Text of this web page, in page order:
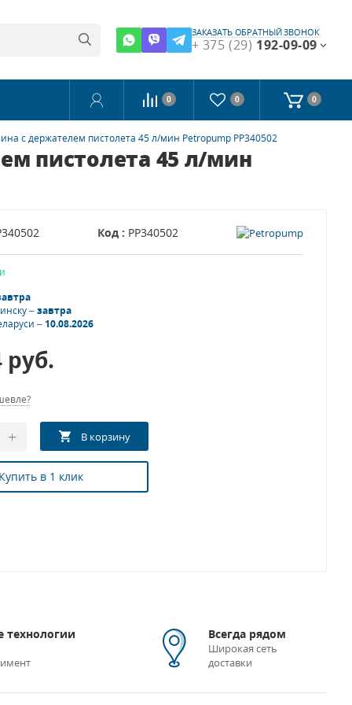
ЗАКАЗАТЬ ОБРАТНЫЙ ЗВОНОК
+ 375 (29) 192-09-09
0 0 0
с держателем пистолета 45 л/мин Petropump PP340502
пистолета 45 л/мин
Код : PP340502
–завтра
–10.08.2026
руб.
Купить в 1 клик
технологии Всегда рядом
Широкая сеть
доставки